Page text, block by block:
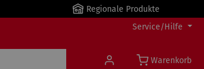
Regionale Produkte
Service/Hilfe
Warenkorb